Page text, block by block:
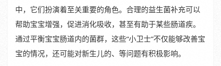
中，它们扮演着至关重要的角色。合理的益生菌补充可以
帮助宝宝增强，促进消化吸收，甚至有助于某些肠道疾。
通过平衡宝宝肠道内的菌群，这些“小卫士”不仅能够改善宝
宝的情况，还可能对新生儿的、等问题有积极影响。